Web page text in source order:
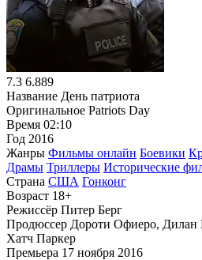
7.3 6.889
Название День патриота
Оригинальное Patriots Day
Время 02:10
Год 2016
Жанры Фильмы онлайн Боевики
Драмы Триллеры Исторические
Страна США Гонконг
Возраст 18+
Режиссёр Питер Берг
Продюссер Дороти Офиеро, Дилан
Хатч Паркер
Премьера 17 ноября 2016